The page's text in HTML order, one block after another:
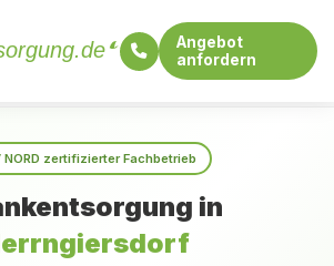
Angebot
anfordern
NORD zertifizierter Fachbetrieb
in